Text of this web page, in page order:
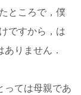
ところで，僕
ですから，は
りません．
っては母親であ